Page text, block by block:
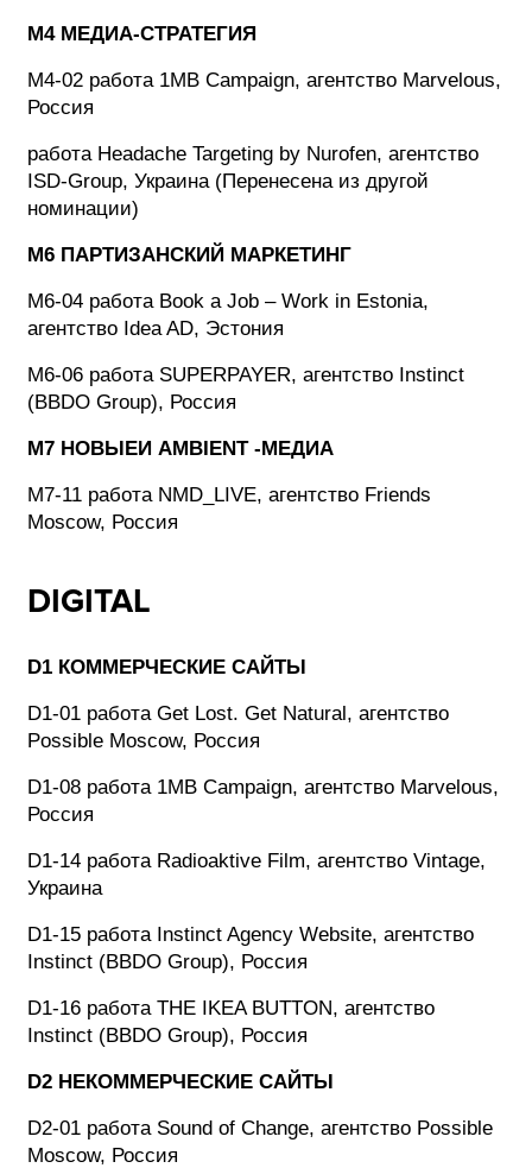
M4 МЕДИА-СТРАТЕГИЯ
M4-02 работа 1MB Campaign, агентство Marvelous,
Россия
работа Headache Targeting by Nurofen, агентство
ISD-Group, Украина (Перенесена из другой
номинации)
M6 ПАРТИЗАНСКИЙ МАРКЕТИНГ
M6-04 работа Book a Job – Work in Estonia,
агентство Idea AD, Эстония
M6-06 работа SUPERPAYER, агентство Instinct
(BBDO Group), Россия
M7 НОВЫЕИ AMBIENT -МЕДИА
M7-11 работа NMD_LIVE, агентство Friends
Moscow, Россия
DIGITAL
D1 КОММЕРЧЕСКИЕ САЙТЫ
D1-01 работа Get Lost. Get Natural, агентство
Possible Moscow, Россия
D1-08 работа 1MB Campaign, агентство Marvelous,
Россия
D1-14 работа Radioaktive Film, агентство Vintage,
Украина
D1-15 работа Instinct Agency Website, агентство
Instinct (BBDO Group), Россия
D1-16 работа THE IKEA BUTTON, агентство
Instinct (BBDO Group), Россия
D2 НЕКОММЕРЧЕСКИЕ САЙТЫ
D2-01 работа Sound of Change, агентство Possible
Moscow, Россия